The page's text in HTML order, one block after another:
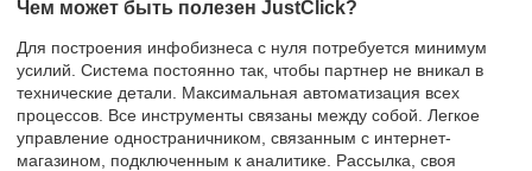
Чем может быть полезен JustClick?
Для построения инфобизнеса с нуля потребуется минимум
усилий. Система постоянно так, чтобы партнер не вникал в
технические детали. Максимальная автоматизация всех
процессов. Все инструменты связаны между собой. Легкое
управление одностраничником, связанным с интернет-
магазином, подключенным к аналитике. Рассылка, своя